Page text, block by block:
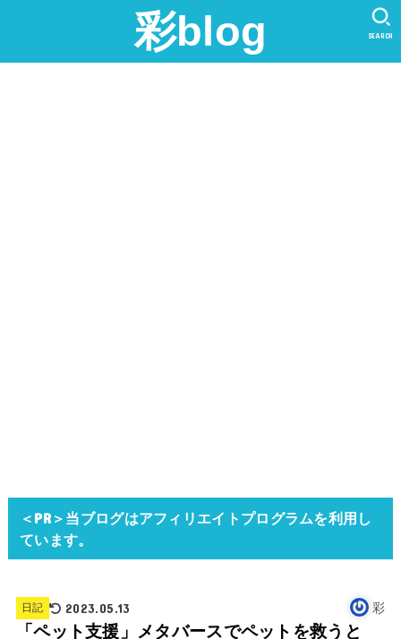
彩blog SEARCH
＜PR＞当ブログはアフィリエイトプログラムを利用し
ています。
日記 2023.05.13 彩
「ペット支援」メタバースでペットを救うと